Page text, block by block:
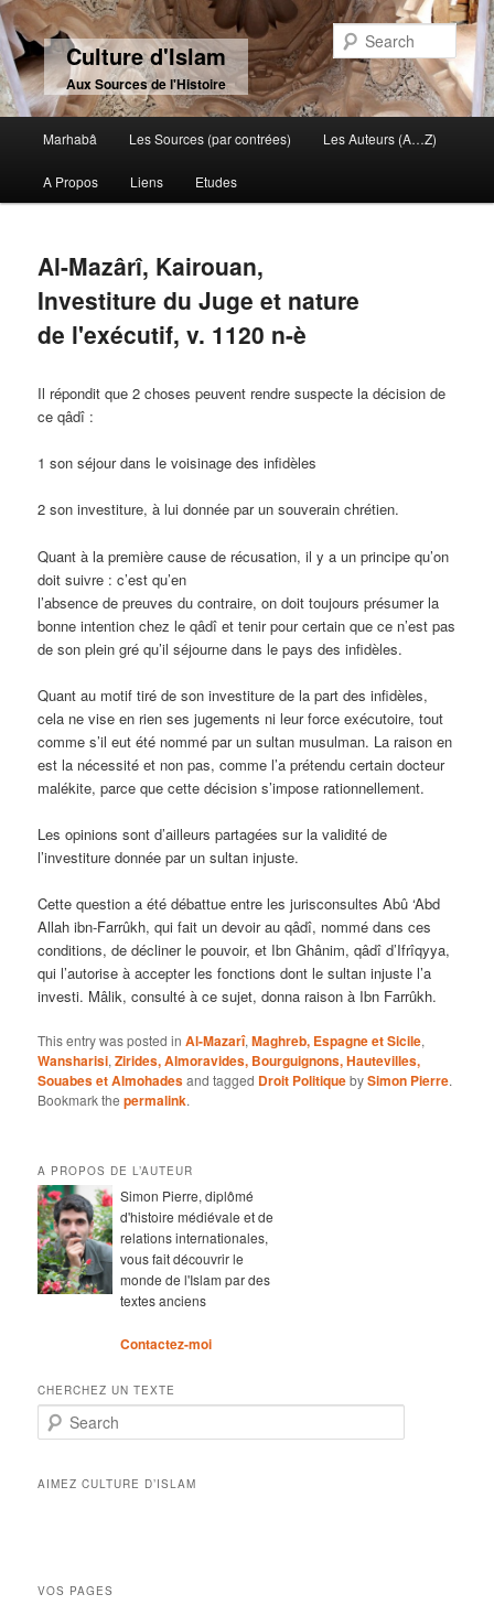
Culture d'Islam
Aux Sources de l'Histoire
Skip to primary content
Skip to secondary content
Marhabâ Les Sources (par contrées) Les Auteurs (A…Z)
A Propos Liens Etudes
Al-Mazârî, Kairouan,
Investiture du Juge et nature
de l'exécutif, v. 1120 n-è
Il répondit que 2 choses peuvent rendre suspecte la décision de
ce qâdî :
1 son séjour dans le voisinage des infidèles
2 son investiture, à lui donnée par un souverain chrétien.
Quant à la première cause de récusation, il y a un principe qu’on
doit suivre : c’est qu’en
l’absence de preuves du contraire, on doit toujours présumer la
bonne intention chez le qâdî et tenir pour certain que ce n’est pas
de son plein gré qu’il séjourne dans le pays des infidèles.
Quant au motif tiré de son investiture de la part des infidèles,
cela ne vise en rien ses jugements ni leur force exécutoire, tout
comme s’il eut été nommé par un sultan musulman. La raison en
est la nécessité et non pas, comme l’a prétendu certain docteur
malékite, parce que cette décision s’impose rationnellement.
Les opinions sont d’ailleurs partagées sur la validité de
l’investiture donnée par un sultan injuste.
Cette question a été débattue entre les jurisconsultes Abû ‘Abd
Allah ibn-Farrûkh, qui fait un devoir au qâdî, nommé dans ces
conditions, de décliner le pouvoir, et Ibn Ghânim, qâdî d’Ifrîqyya,
qui l’autorise à accepter les fonctions dont le sultan injuste l’a
investi. Mâlik, consulté à ce sujet, donna raison à Ibn Farrûkh.
This entry was posted inAl-Mazarî,Maghreb, Espagne et Sicile,
Wansharisi,Zirides, Almoravides, Bourguignons, Hautevilles,
Souabes et Almohadesand tagged Droit PolitiquebySimon Pierre.
Bookmark thepermalink.
A PROPOS DE L’AUTEUR
Simon Pierre, diplômé
d'histoire médiévale et de
relations internationales,
vous fait découvrir le
monde de l'Islam par des
textes anciens
Contactez-moi
CHERCHEZ UN TEXTE
Search
AIMEZ CULTURE D’ISLAM
VOS PAGES